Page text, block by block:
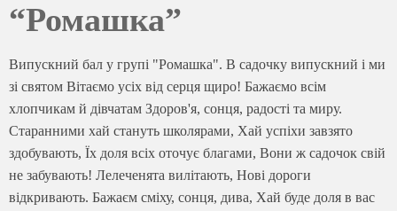
“Ромашка”
Випускний бал у групі "Ромашка". В садочку випускний і ми
зі святом Вітаємо усіх від серця щиро! Бажаємо всім
хлопчикам й дівчатам Здоров'я, сонця, радості та миру.
Старанними хай стануть школярами, Хай успіхи завзято
здобувають, Їх доля всіх оточує благами, Вони ж садочок свій
не забувають! Лелеченята вилітають, Нові дороги
відкривають. Бажаєм сміху, сонця, дива, Хай буде доля в вас